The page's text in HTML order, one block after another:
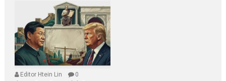
Editor Htein Lin 0